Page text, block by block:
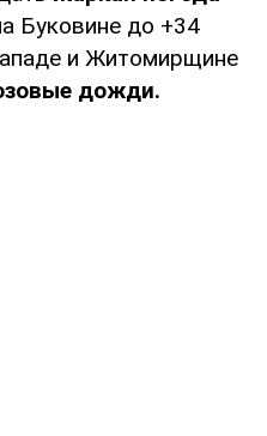
Буковине до +34
и Житомирщине
дожди.